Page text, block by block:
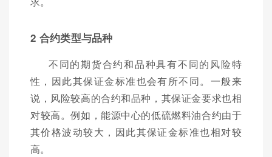
2 合约类型与品种
不同的期货合约和品种具有不同的风险特
性，因此其保证金标准也会有所不同。一般来
说，风险较高的合约和品种，其保证金要求也相
对较高。例如，能源中心的低硫燃料油合约由于
其价格波动较大，因此其保证金标准也相对较
高。